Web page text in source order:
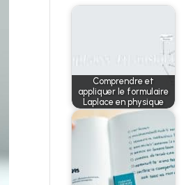
Comprendre et
appliquer le formulaire
Laplace en physique